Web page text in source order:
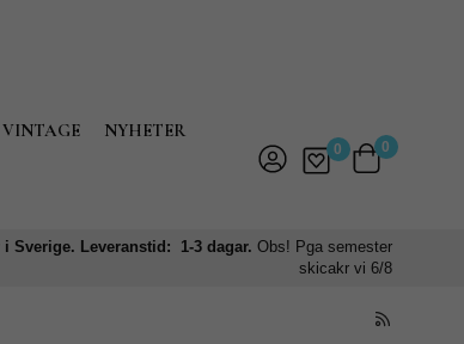
VINTAGE NYHETER
0 0
i Sverige. Leveranstid: 1-3 dagar.Obs! Pga semester
skicakr vi 6/8